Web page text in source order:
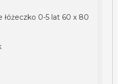
łóżeczko 0-5 lat 60 x 80